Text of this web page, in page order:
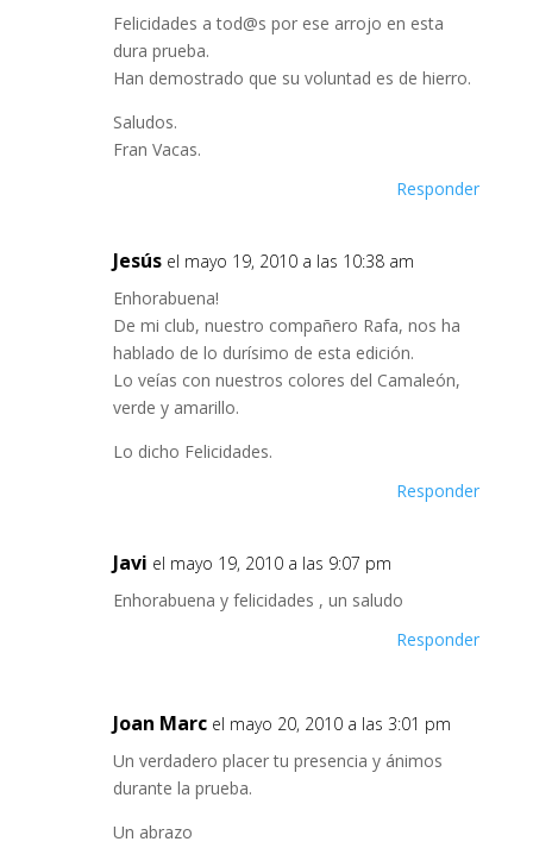
Felicidades a tod@s por ese arrojo en esta
dura prueba.
Han demostrado que su voluntad es de hierro.
Saludos.
Fran Vacas.
Responder
Jesús el mayo 19, 2010 a las 10:38 am
Enhorabuena!
De mi club, nuestro compañero Rafa, nos ha
hablado de lo durísimo de esta edición.
Lo veías con nuestros colores del Camaleón,
verde y amarillo.
Lo dicho Felicidades.
Responder
Javi el mayo 19, 2010 a las 9:07 pm
Enhorabuena y felicidades , un saludo
Responder
Joan Marc el mayo 20, 2010 a las 3:01 pm
Un verdadero placer tu presencia y ánimos
durante la prueba.
Un abrazo